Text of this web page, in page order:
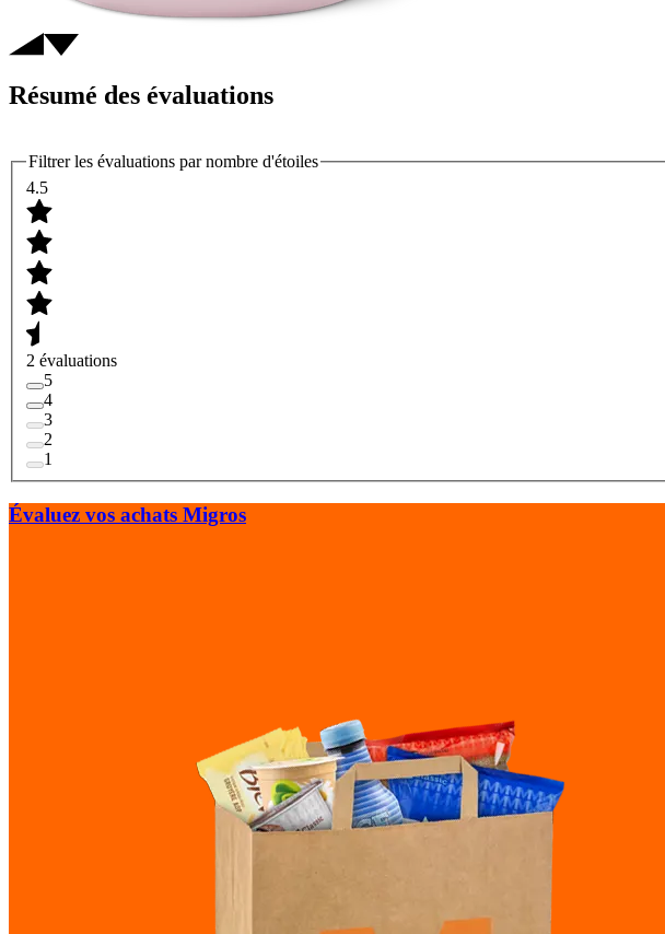
Résumé des évaluations
Filtrer les évaluations par nombre d'étoiles
4.5
2 évaluations
5
4
3
2
1
Évaluez vos achats Migros